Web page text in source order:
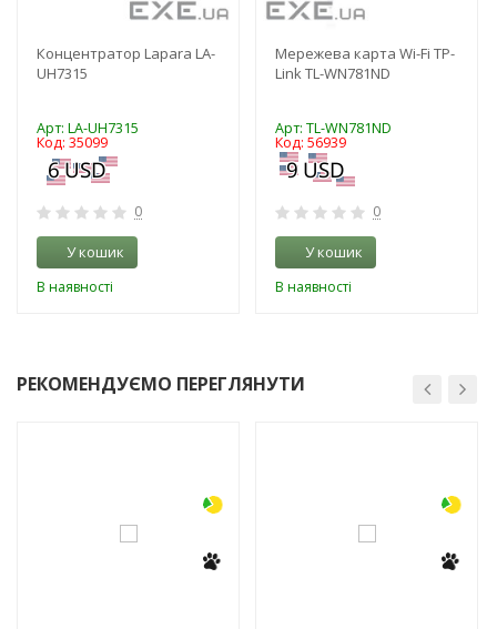
Концентратор Lapara LA-
UH7315
Арт: LA-UH7315
Код: 35099
0
У кошик
В наявності
Мережева карта Wi-Fi TP-
Link TL-WN781ND
Арт: TL-WN781ND
Код: 56939
0
У кошик
В наявності
РЕКОМЕНДУЄМО ПЕРЕГЛЯНУТИ